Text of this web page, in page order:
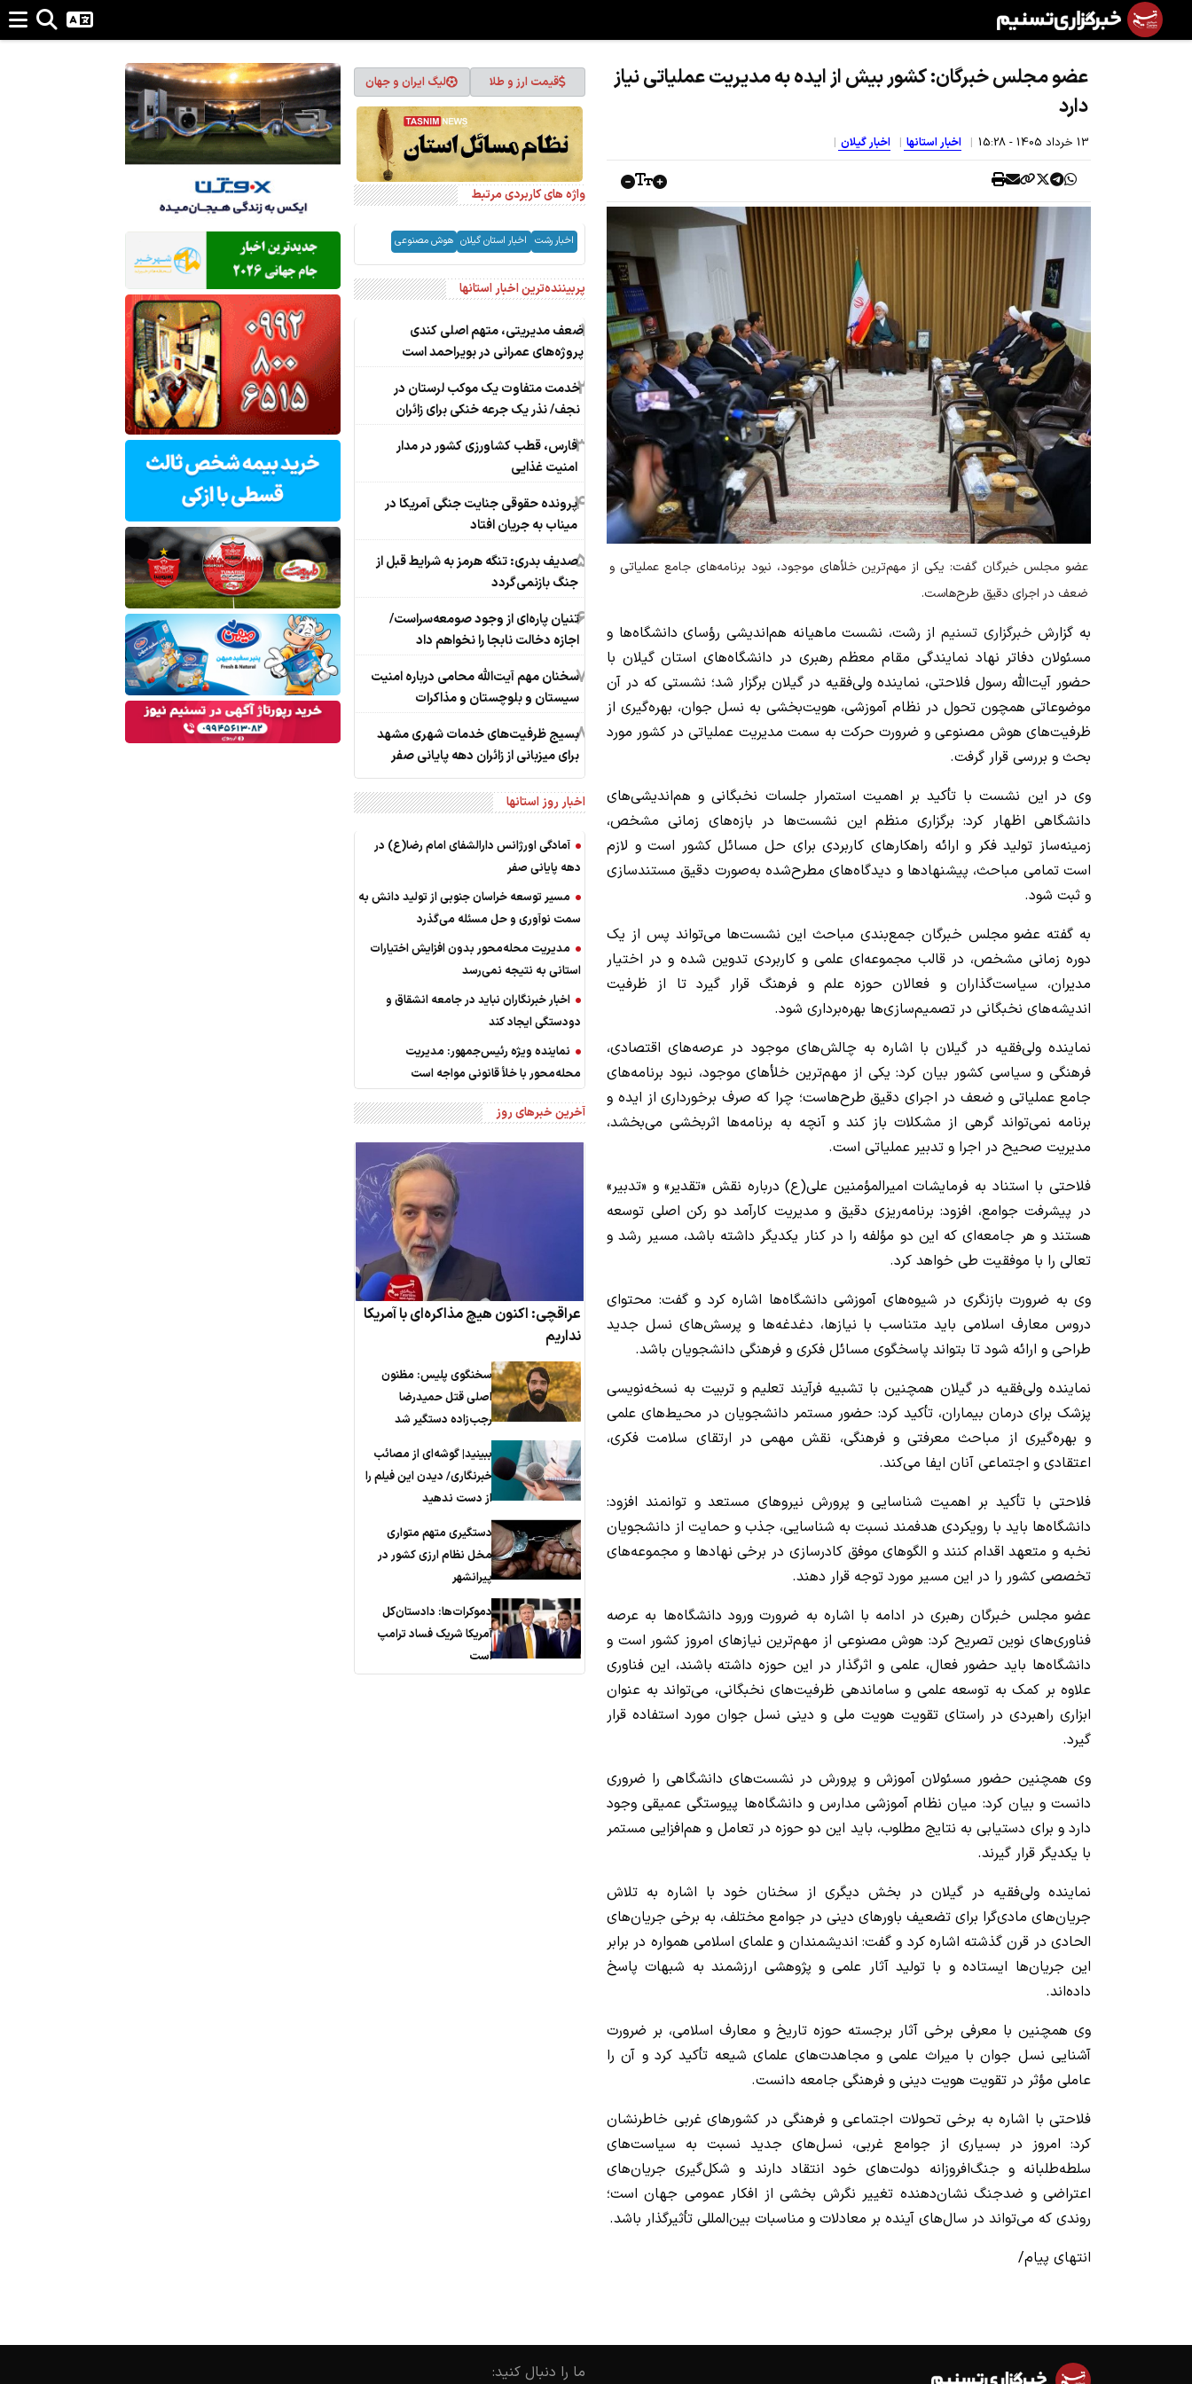
عضو مجلس خبرگان: کشور بیش از ایده به مدیریت عملیاتی نیاز
دارد
13 خرداد 1405 - 15:28 اخبار استانها اخبار گیلان
عضو مجلس خبرگان گفت: یکی از مهم‌ترین خلأهای موجود، نبود برنامه‌های جامع عملیاتی و
ضعف در اجرای دقیق طرح‌هاست.
به گزارش خبرگزاری تسنیماز رشت، نشست ماهیانه هم‌اندیشی رؤسای دانشگاه‌ها و
مسئولان دفاتر نهاد نمایندگی مقام معظم رهبری در دانشگاه‌های استان گیلان با
حضور آیت‌الله رسول فلاحتی، نماینده ولی‌فقیه در گیلان برگزار شد؛ نشستی که در آن
موضوعاتی همچون تحول در نظام آموزشی، هویت‌بخشی به نسل جوان، بهره‌گیری از
ظرفیت‌های هوش مصنوعی و ضرورت حرکت به سمت مدیریت عملیاتی در کشور مورد
بحث و بررسی قرار گرفت.
وی در این نشست با تأکید بر اهمیت استمرار جلسات نخبگانی و هم‌اندیشی‌های
دانشگاهی اظهار کرد: برگزاری منظم این نشست‌ها در بازه‌های زمانی مشخص،
زمینه‌ساز تولید فکر و ارائه راهکارهای کاربردی برای حل مسائل کشور است و لازم
است تمامی مباحث، پیشنهادها و دیدگاه‌های مطرح‌شده به‌صورت دقیق مستندسازی
و ثبت شود.
به گفته عضو مجلس خبرگان جمع‌بندی مباحث این نشست‌ها می‌تواند پس از یک
دوره زمانی مشخص، در قالب مجموعه‌ای علمی و کاربردی تدوین شده و در اختیار
مدیران، سیاست‌گذاران و فعالان حوزه علم و فرهنگ قرار گیرد تا از ظرفیت
اندیشه‌های نخبگانی در تصمیم‌سازی‌ها بهره‌برداری شود.
نماینده ولی‌فقیه در گیلان با اشاره به چالش‌های موجود در عرصه‌های اقتصادی،
فرهنگی و سیاسی کشور بیان کرد: یکی از مهم‌ترین خلأهای موجود، نبود برنامه‌های
جامع عملیاتی و ضعف در اجرای دقیق طرح‌هاست؛ چرا که صرف برخورداری از ایده و
برنامه نمی‌تواند گرهی از مشکلات باز کند و آنچه به برنامه‌ها اثربخشی می‌بخشد،
مدیریت صحیح در اجرا و تدبیر عملیاتی است.
فلاحتی با استناد به فرمایشات امیرالمؤمنین علی(ع) درباره نقش «تقدیر» و «تدبیر»
در پیشرفت جوامع، افزود: برنامه‌ریزی دقیق و مدیریت کارآمد دو رکن اصلی توسعه
هستند و هر جامعه‌ای که این دو مؤلفه را در کنار یکدیگر داشته باشد، مسیر رشد و
تعالی را با موفقیت طی خواهد کرد.
وی به ضرورت بازنگری در شیوه‌های آموزشی دانشگاه‌ها اشاره کرد و گفت: محتوای
دروس معارف اسلامی باید متناسب با نیازها، دغدغه‌ها و پرسش‌های نسل جدید
طراحی و ارائه شود تا بتواند پاسخگوی مسائل فکری و فرهنگی دانشجویان باشد.
نماینده ولی‌فقیه در گیلان همچنین با تشبیه فرآیند تعلیم و تربیت به نسخه‌نویسی
پزشک برای درمان بیماران، تأکید کرد: حضور مستمر دانشجویان در محیط‌های علمی
و بهره‌گیری از مباحث معرفتی و فرهنگی، نقش مهمی در ارتقای سلامت فکری،
اعتقادی و اجتماعی آنان ایفا می‌کند.
فلاحتی با تأکید بر اهمیت شناسایی و پرورش نیروهای مستعد و توانمند افزود:
دانشگاه‌ها باید با رویکردی هدفمند نسبت به شناسایی، جذب و حمایت از دانشجویان
نخبه و متعهد اقدام کنند و الگوهای موفق کادرسازی در برخی نهادها و مجموعه‌های
تخصصی کشور را در این مسیر مورد توجه قرار دهند.
عضو مجلس خبرگان رهبری در ادامه با اشاره به ضرورت ورود دانشگاه‌ها به عرصه
فناوری‌های نوین تصریح کرد: هوش مصنوعی از مهم‌ترین نیازهای امروز کشور است و
دانشگاه‌ها باید حضور فعال، علمی و اثرگذار در این حوزه داشته باشند، این فناوری
علاوه بر کمک به توسعه علمی و ساماندهی ظرفیت‌های نخبگانی، می‌تواند به عنوان
ابزاری راهبردی در راستای تقویت هویت ملی و دینی نسل جوان مورد استفاده قرار
گیرد.
وی همچنین حضور مسئولان آموزش و پرورش در نشست‌های دانشگاهی را ضروری
دانست و بیان کرد: میان نظام آموزشی مدارس و دانشگاه‌ها پیوستگی عمیقی وجود
دارد و برای دستیابی به نتایج مطلوب، باید این دو حوزه در تعامل و هم‌افزایی مستمر
با یکدیگر قرار گیرند.
نماینده ولی‌فقیه در گیلان در بخش دیگری از سخنان خود با اشاره به تلاش
جریان‌های مادی‌گرا برای تضعیف باورهای دینی در جوامع مختلف، به برخی جریان‌های
الحادی در قرن گذشته اشاره کرد و گفت: اندیشمندان و علمای اسلامی همواره در برابر
این جریان‌ها ایستاده و با تولید آثار علمی و پژوهشی ارزشمند به شبهات پاسخ
داده‌اند.
وی همچنین با معرفی برخی آثار برجسته حوزه تاریخ و معارف اسلامی، بر ضرورت
آشنایی نسل جوان با میراث علمی و مجاهدت‌های علمای شیعه تأکید کرد و آن را
عاملی مؤثر در تقویت هویت دینی و فرهنگی جامعه دانست.
فلاحتی با اشاره به برخی تحولات اجتماعی و فرهنگی در کشورهای غربی خاطرنشان
کرد: امروز در بسیاری از جوامع غربی، نسل‌های جدید نسبت به سیاست‌های
سلطه‌طلبانه و جنگ‌افروزانه دولت‌های خود انتقاد دارند و شکل‌گیری جریان‌های
اعتراضی و ضدجنگ نشان‌دهنده تغییر نگرش بخشی از افکار عمومی جهان است؛
روندی که می‌تواند در سال‌های آینده بر معادلات و مناسبات بین‌المللی تأثیرگذار باشد.
انتهای پیام/
قیمت ارز و طلا لیگ ایران و جهان
واژه های کاربردی مرتبط
اخبار رشت اخبار استان گیلان هوش مصنوعی
پربیننده‌ترین اخبار استانها
1ضعف مدیریتی، متهم اصلی کندی
پروژه‌های عمرانی در بویراحمد است
2خدمت متفاوت یک موکب لرستان در
نجف/ نذر یک جرعه خنکی برای زائران
3فارس، قطب کشاورزی کشور در مدار
امنیت غذایی
4پرونده حقوقی جنایت جنگی آمریکا در
میناب به جریان افتاد
5صدیف بدری: تنگه هرمز به شرایط قبل از
جنگ بازنمی‌گردد
6تنیان پاره‌ای از وجود صومعه‌سراست/
اجازه دخالت نابجا را نخواهم داد
7سخنان مهم آیت‌الله محامی درباره امنیت
سیستان و بلوچستان و مذاکرات
8بسیج ظرفیت‌های خدمات شهری مشهد
برای میزبانی از زائران دهه پایانی صفر
اخبار روز استانها
آمادگی اورژانس دارالشفای امام رضا(ع) در
دهه پایانی صفر
مسیر توسعه خراسان جنوبی از تولید دانش به
سمت نوآوری و حل مسئله می‌گذرد
مدیریت محله‌محور بدون افزایش اختیارات
استانی به نتیجه نمی‌رسد
اخبار خبرنگاران نباید در جامعه انشقاق و
دودستگی ایجاد کند
نماینده ویژه رئیس‌جمهور: مدیریت
محله‌محور با خلأ قانونی مواجه است
آخرین خبرهای روز
عراقچی: اکنون هیچ مذاکره‌ای با آمریکا
نداریم
سخنگوی پلیس: مظنون
اصلی قتل حمیدرضا
رجب‌زاده دستگیر شد
ببینید| گوشه‌ای از مصائب
خبرنگاری/ دیدن این فیلم را
از دست ندهید
دستگیری متهم متواری
مخل نظام ارزی کشور در
پیرانشهر
دموکرات‌ها: دادستان‌کل
آمریکا شریک فساد ترامپ
است
ما را دنبال کنید: